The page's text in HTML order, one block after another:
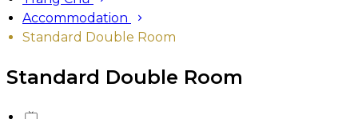
Accommodation
Standard Double Room
Standard Double Room